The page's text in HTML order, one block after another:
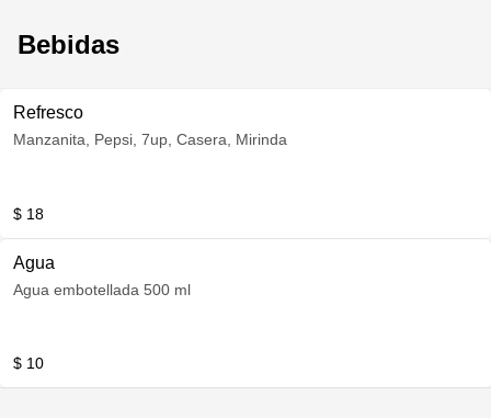
Bebidas
Refresco
Manzanita, Pepsi, 7up, Casera, Mirinda
$ 18
Agua
Agua embotellada 500 ml
$ 10